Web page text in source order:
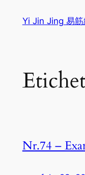
Yi Jin Jing 易筋
Nr.74 –